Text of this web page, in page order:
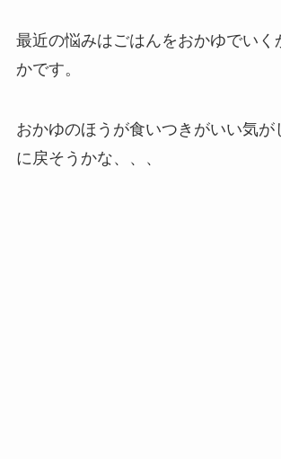
最近の悩みはごはんをおかゆでいく
かです。
おかゆのほうが食いつきがいい気が
に戻そうかな、、、